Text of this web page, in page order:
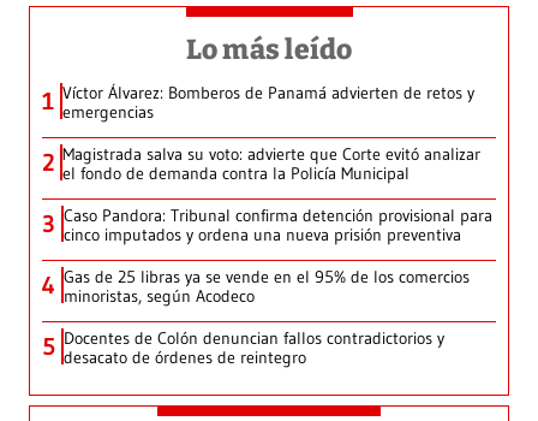
Lo más leído
1 Víctor Álvarez: Bomberos de Panamá advierten de retos y
emergencias
2 Magistrada salva su voto: advierte que Corte evitó analizar
el fondo de demanda contra la Policía Municipal
3 Caso Pandora: Tribunal confirma detención provisional para
cinco imputados y ordena una nueva prisión preventiva
4 Gas de 25 libras ya se vende en el 95% de los comercios
minoristas, según Acodeco
5 Docentes de Colón denuncian fallos contradictorios y
desacato de órdenes de reintegro